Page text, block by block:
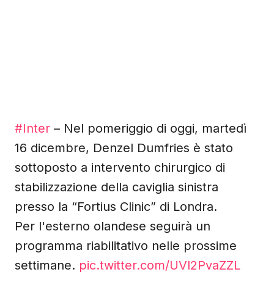
#Inter – Nel pomeriggio di oggi, martedì
16 dicembre, Denzel Dumfries è stato
sottoposto a intervento chirurgico di
stabilizzazione della caviglia sinistra
presso la “Fortius Clinic” di Londra.
Per l'esterno olandese seguirà un
programma riabilitativo nelle prossime
settimane. pic.twitter.com/UVl2PvaZZL